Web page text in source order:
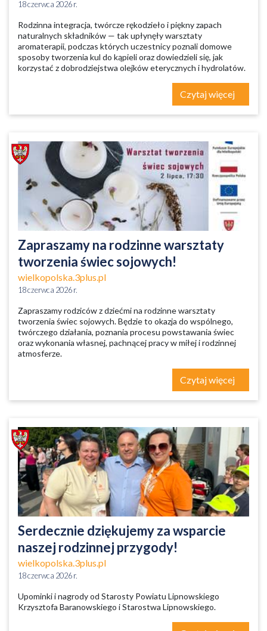
18 czerwca 2026 r.
Rodzinna integracja, twórcze rękodzieło i piękny zapach
naturalnych składników — tak upłynęły warsztaty
aromaterapii, podczas których uczestnicy poznali domowe
sposoby tworzenia kul do kąpieli oraz dowiedzieli się, jak
korzystać z dobrodziejstwa olejków eterycznych i hydrolatów.
Czytaj więcej
Zapraszamy na rodzinne warsztaty
tworzenia świec sojowych!
wielkopolska.3plus.pl
18 czerwca 2026 r.
Zapraszamy rodziców z dziećmi na rodzinne warsztaty
tworzenia świec sojowych. Będzie to okazja do wspólnego,
twórczego działania, poznania procesu powstawania świec
oraz wykonania własnej, pachnącej pracy w miłej i rodzinnej
atmosferze.
Czytaj więcej
Serdecznie dziękujemy za wsparcie
naszej rodzinnej przygody!
wielkopolska.3plus.pl
18 czerwca 2026 r.
Upominki i nagrody od Starosty Powiatu Lipnowskiego
Krzysztofa Baranowskiego i Starostwa Lipnowskiego.